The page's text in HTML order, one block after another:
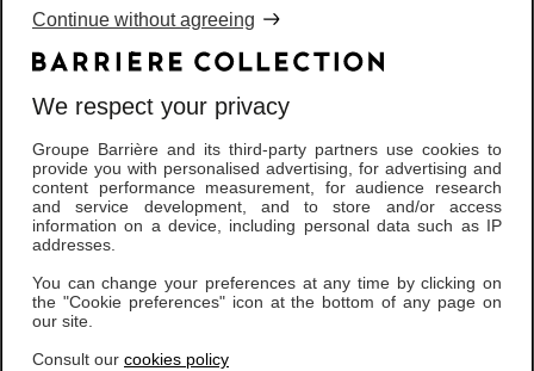
Continue without agreeing
We respect your privacy
Groupe Barrière and its third-party partners use cookies to
provide you with personalised advertising, for advertising and
content performance measurement, for audience research
and service development, and to store and/or access
information on a device, including personal data such as IP
addresses.
You can change your preferences at any time by clicking on
the "Cookie preferences" icon at the bottom of any page on
our site.
Consult our cookies policy
Soins visage sur-mesure
Sélectionnez une option :
Découvrez l’art du soin sur-mesure, pensé pour sublimer chaque
type de peau. Nos experts adaptent chaque étape du rituel selon vos